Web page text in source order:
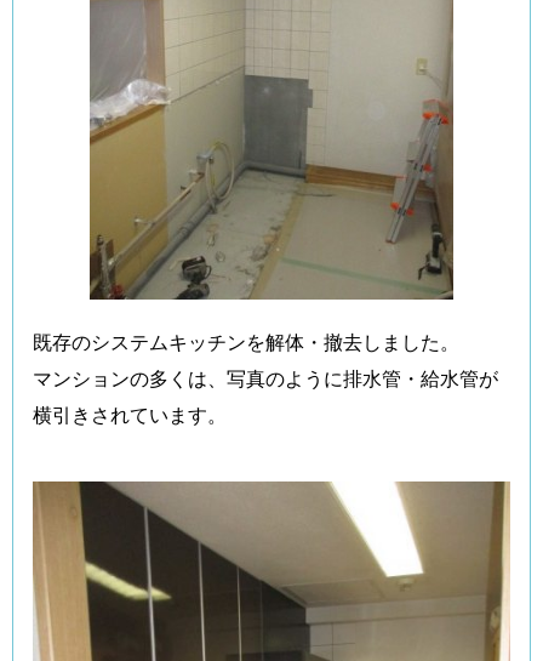
既存のシステムキッチンを解体・撤去しました。
マンションの多くは、写真のように排水管・給水管が
横引きされています。